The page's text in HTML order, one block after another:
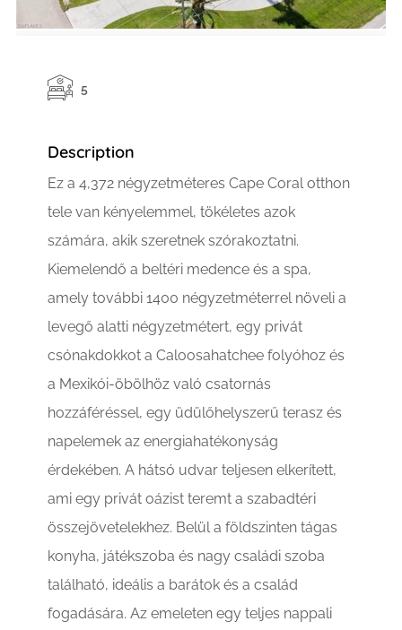
5
Description
Ez a 4,372 négyzetméteres Cape Coral otthon
tele van kényelemmel, tökéletes azok
számára, akik szeretnek szórakoztatni.
Kiemelendő a beltéri medence és a spa,
amely további 1400 négyzetméterrel növeli a
levegő alatti négyzetmétert, egy privát
csónakdokkot a Caloosahatchee folyóhoz és
a Mexikói-öbölhöz való csatornás
hozzáféréssel, egy üdülőhelyszerű terasz és
napelemek az energiahatékonyság
érdekében. A hátsó udvar teljesen elkerített,
ami egy privát oázist teremt a szabadtéri
összejövetelekhez. Belül a földszinten tágas
konyha, játékszoba és nagy családi szoba
található, ideális a barátok és a család
fogadására. Az emeleten egy teljes nappali